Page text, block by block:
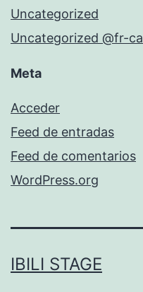
Uncategorized
Uncategorized @fr-ca
Meta
Acceder
Feed de entradas
Feed de comentarios
WordPress.org
IBILI STAGE